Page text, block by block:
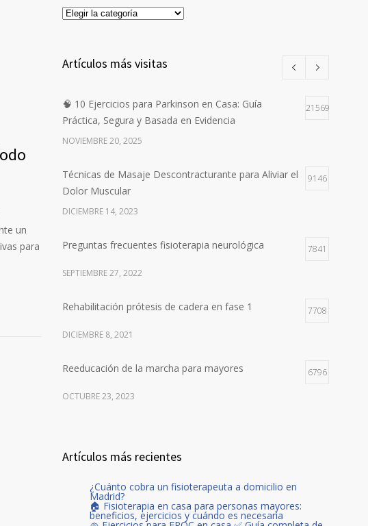
un
para
Categorias
Artículos más visitas
🧠 10 Ejercicios para Parkinson en Casa: Guía
Práctica, Segura y Basada en Evidencia
21569
NOVIEMBRE 20, 2025
Técnicas de Masaje Descontracturante para Aliviar el
Dolor Muscular
9146
DICIEMBRE 14, 2023
Preguntas frecuentes fisioterapia neurológica 7841
SEPTIEMBRE 27, 2022
Rehabilitación prótesis de cadera en fase 1 7708
DICIEMBRE 8, 2021
Reeducación de la marcha para mayores 6796
OCTUBRE 23, 2023
Artículos más recientes
¿Cuánto cobra un fisioterapeuta a domicilio en
Madrid?
🏠 Fisioterapia en casa para personas mayores:
beneficios, ejercicios y cuándo es necesaria